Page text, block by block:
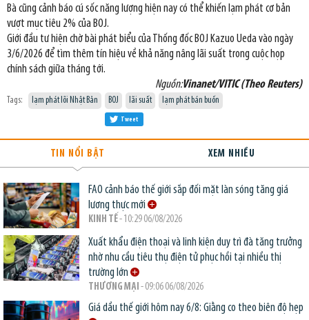
Bà cũng cảnh báo cú sốc năng lượng hiện nay có thể khiến lạm phát cơ bản
vượt mục tiêu 2% của BOJ.
Giới đầu tư hiện chờ bài phát biểu của Thống đốc BOJ Kazuo Ueda vào ngày
3/6/2026 để tìm thêm tín hiệu về khả năng nâng lãi suất trong cuộc họp
chính sách giữa tháng tới.
Nguồn:Vinanet/VITIC (Theo Reuters)
Tags: lạm phát lõi Nhật Bản BOJ lãi suất lạm phát bán buốn
Tweet
TIN NỔI BẬT XEM NHIỀU
FAO cảnh báo thế giới sắp đối mặt làn sóng tăng giá
lương thực mới
KINH TẾ- 10:29 06/08/2026
Xuất khẩu điện thoại và linh kiện duy trì đà tăng trưởng
nhờ nhu cầu tiêu thụ điện tử phục hồi tại nhiều thị
trường lớn
THƯƠNG MẠI - 09:06 06/08/2026
Giá dầu thế giới hôm nay 6/8: Giằng co theo biên độ hẹp